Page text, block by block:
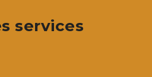
services